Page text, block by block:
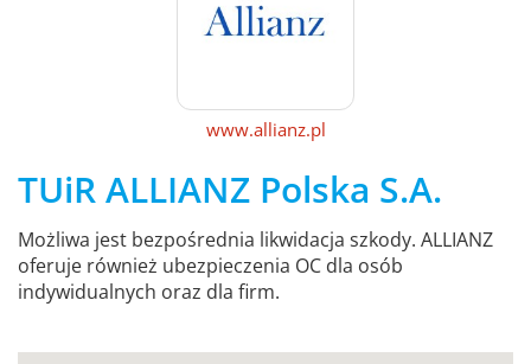
www.allianz.pl
TUiR ALLIANZ Polska S.A.
Możliwa jest bezpośrednia likwidacja szkody. ALLIANZ
oferuje również ubezpieczenia OC dla osób
indywidualnych oraz dla firm.